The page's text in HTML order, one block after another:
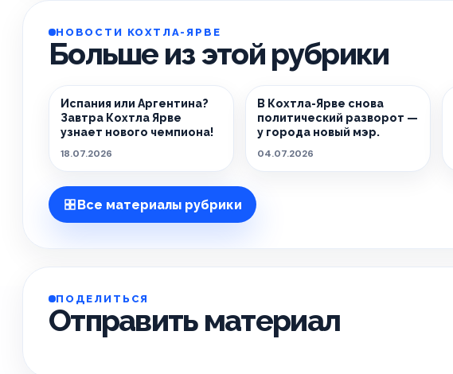
НОВОСТИ КОХТЛА-ЯРВЕ
Больше из этой рубрики
Испания или Аргентина?
Завтра Кохтла Ярве
узнает нового чемпиона!
18.07.2026
В Кохтла-Ярве снова
политический разворот —
у города новый мэр.
04.07.2026
Все материалы рубрики
ПОДЕЛИТЬСЯ
Отправить материал